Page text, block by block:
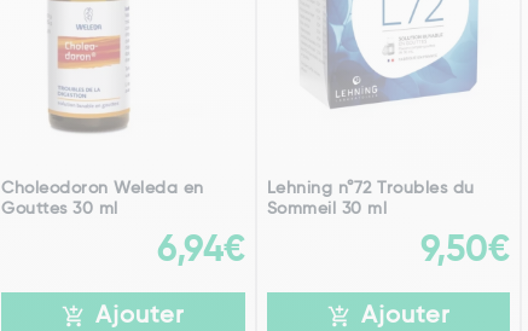
Choleodoron Weleda en
Gouttes 30 ml
6,94€
Ajouter
Lehning n°72 Troubles du
Sommeil 30 ml
9,50€
Ajouter